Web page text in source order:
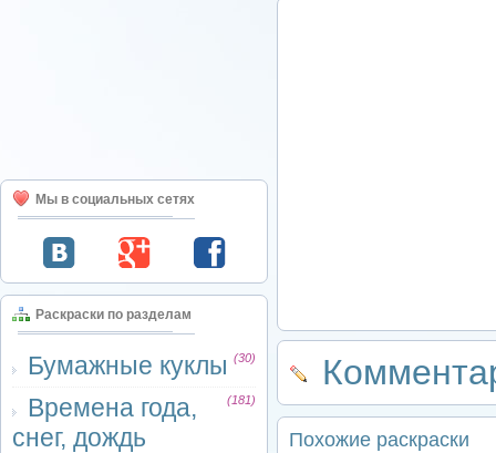
Мы в социальных сетях
Раскраски по разделам
Бумажные куклы (30)
Времена года,
снег, дождь
(181)
Похожие раскраски